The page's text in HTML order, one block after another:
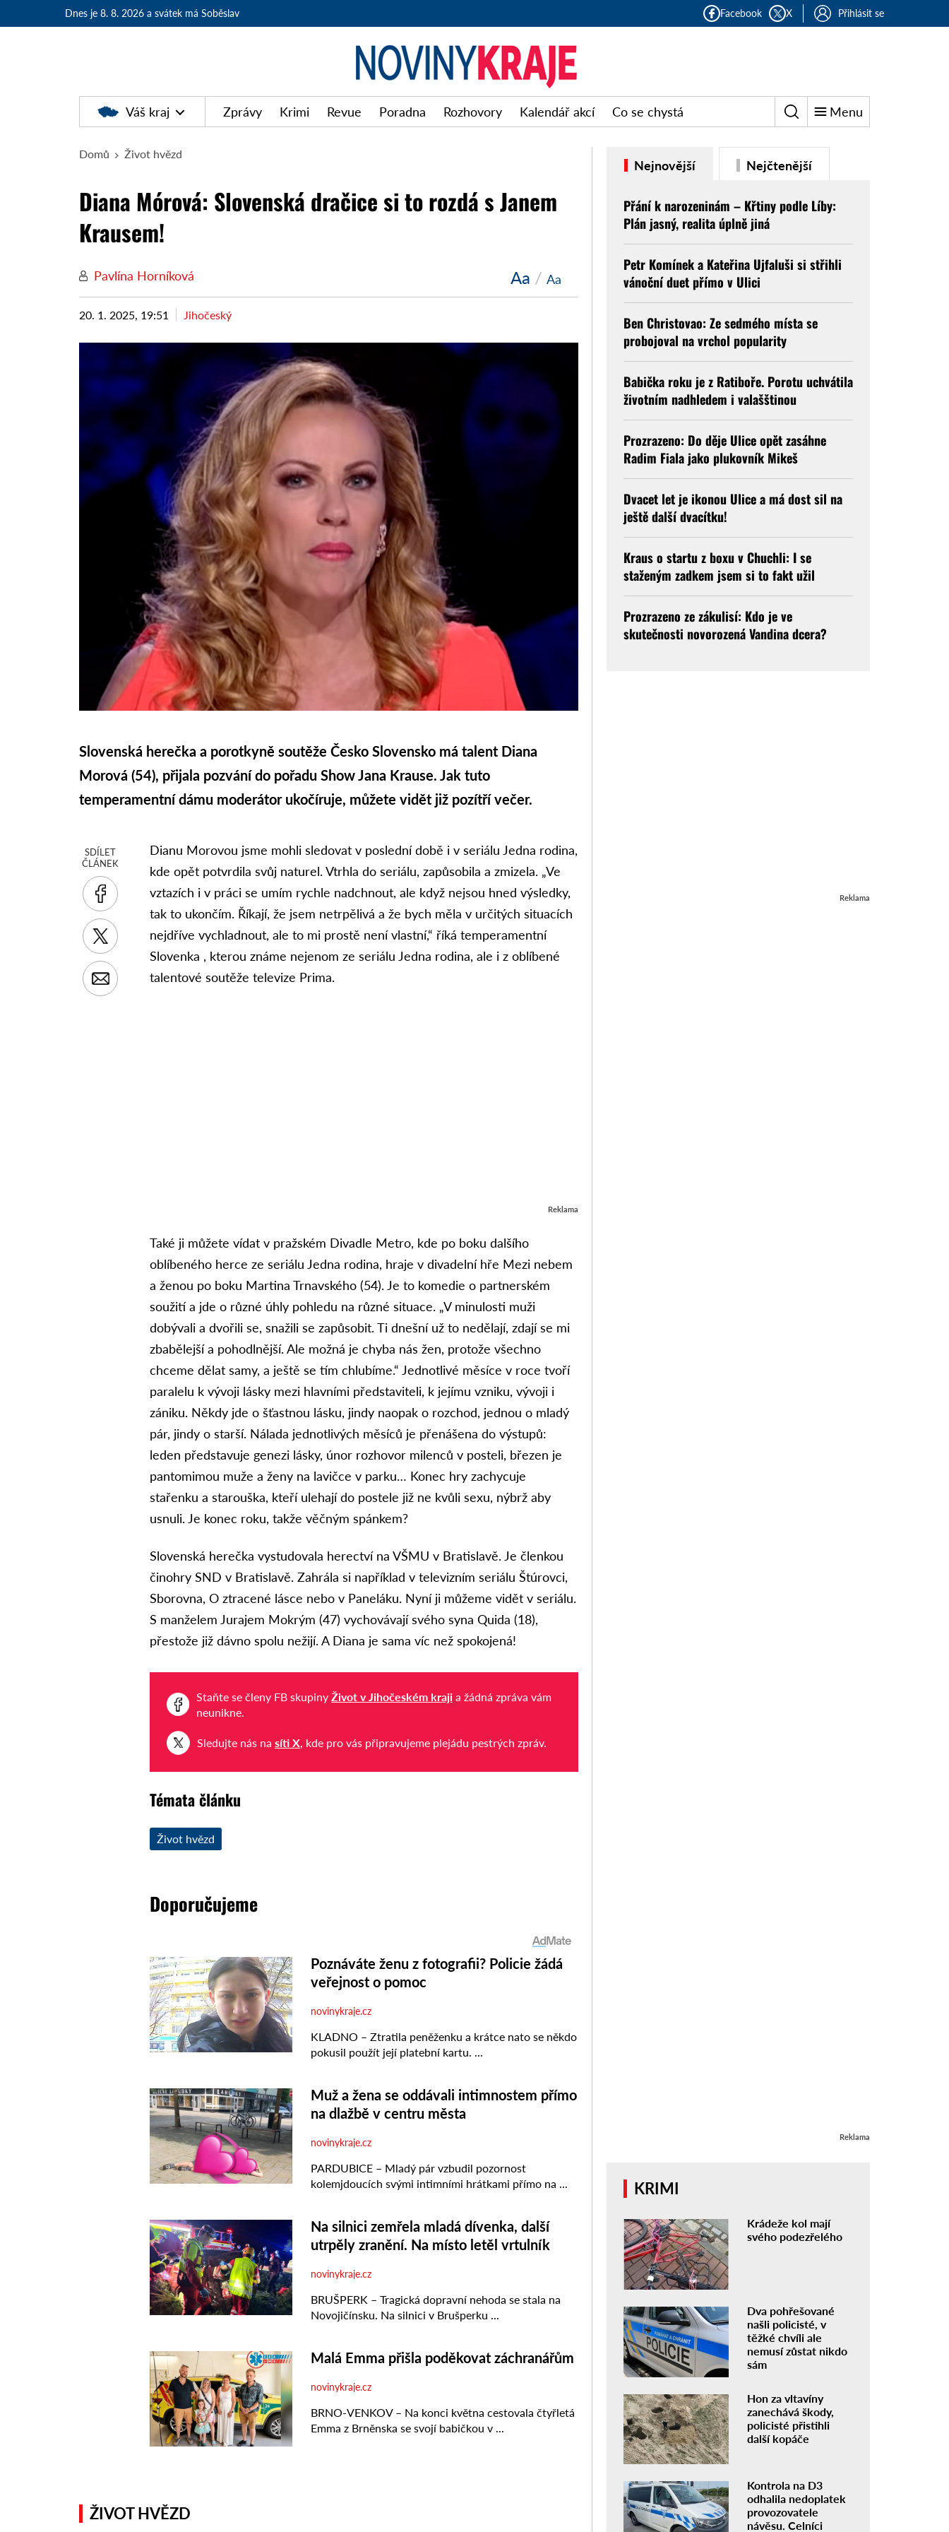
Dnes je 8. 8. 2026 a svátek má Soběslav Facebook X Přihlásit se
Noviny
kraje
Váš kraj Zprávy Krimi Revue Poradna Rozhovory Kalendář akcí Co se chystá Menu
Domů Život hvězd
Diana Mórová: Slovenská dračice si to rozdá s Janem
Krausem!
Pavlína Horníková Aa / Aa
20. 1. 2025, 19:51 Jihočeský
Slovenská herečka a porotkyně soutěže Česko Slovensko má talent Diana
Morová (54), přijala pozvání do pořadu Show Jana Krause. Jak tuto
temperamentní dámu moderátor ukočíruje, můžete vidět již pozítří večer.
SDÍLET
ČLÁNEK
Dianu Morovou jsme mohli sledovat v poslední době i v seriálu Jedna rodina,
kde opět potvrdila svůj naturel. Vtrhla do seriálu, zapůsobila a zmizela. „Ve
vztazích i v práci se umím rychle nadchnout, ale když nejsou hned výsledky,
tak to ukončím. Říkají, že jsem netrpělivá a že bych měla v určitých situacích
nejdříve vychladnout, ale to mi prostě není vlastní,“ říká temperamentní
Slovenka , kterou známe nejenom ze seriálu Jedna rodina, ale i z oblíbené
talentové soutěže televize Prima.
Reklama
Také ji můžete vídat v pražském Divadle Metro, kde po boku dalšího
oblíbeného herce ze seriálu Jedna rodina, hraje v divadelní hře Mezi nebem
a ženou po boku Martina Trnavského (54). Je to komedie o partnerském
soužití a jde o různé úhly pohledu na různé situace. „V minulosti muži
dobývali a dvořili se, snažili se zapůsobit. Ti dnešní už to nedělají, zdají se mi
zbabělejší a pohodlnější. Ale možná je chyba nás žen, protože všechno
chceme dělat samy, a ještě se tím chlubíme.“ Jednotlivé měsíce v roce tvoří
paralelu k vývoji lásky mezi hlavními představiteli, k jejímu vzniku, vývoji i
zániku. Někdy jde o šťastnou lásku, jindy naopak o rozchod, jednou o mladý
pár, jindy o starší. Nálada jednotlivých měsíců je přenášena do výstupů:
leden představuje genezi lásky, únor rozhovor milenců v posteli, březen je
pantomimou muže a ženy na lavičce v parku… Konec hry zachycuje
stařenku a starouška, kteří ulehají do postele již ne kvůli sexu, nýbrž aby
usnuli. Je konec roku, takže věčným spánkem?
Slovenská herečka vystudovala herectví na VŠMU v Bratislavě. Je členkou
činohry SND v Bratislavě. Zahrála si například v televizním seriálu Štúrovci,
Sborovna, O ztracené lásce nebo v Paneláku. Nyní ji můžeme vidět v seriálu.
S manželem Jurajem Mokrým (47) vychovávají svého syna Quida (18),
přestože již dávno spolu nežijí. A Diana je sama víc než spokojená!
Staňte se členy FB skupinyŽivot v Jihočeském kraji a žádná zpráva vám
neunikne.
Sledujte nás nasíti X, kde pro vás připravujeme plejádu pestrých zpráv.
Témata článku
Život hvězd
Doporučujeme
ŽIVOT HVĚZD
Nejnovější Nejčtenější
Přání k narozeninám – Křtiny podle Líby:
Plán jasný, realita úplně jiná
Petr Komínek a Kateřina Ujfaluši si střihli
vánoční duet přímo v Ulici
Ben Christovao: Ze sedmého místa se
probojoval na vrchol popularity
Babička roku je z Ratiboře. Porotu uchvátila
životním nadhledem i valašštinou
Prozrazeno: Do děje Ulice opět zasáhne
Radim Fiala jako plukovník Mikeš
Dvacet let je ikonou Ulice a má dost sil na
ještě další dvacítku!
Kraus o startu z boxu v Chuchli: I se
staženým zadkem jsem si to fakt užil
Prozrazeno ze zákulisí: Kdo je ve
skutečnosti novorozená Vandina dcera?
Reklama
Reklama
KRIMI
Krádeže kol mají
svého podezřelého
Dva pohřešované
našli policisté, v
těžké chvíli ale
nemusí zůstat nikdo
sám
Hon za vltavíny
zanechává škody,
policisté přistihli
další kopáče
Kontrola na D3
odhalila nedoplatek
provozovatele
návěsu. Celníci